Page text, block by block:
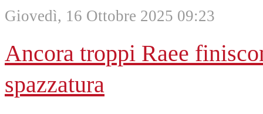
Giovedì, 16 Ottobre 2025 09:23
Ancora troppi Raee
spazzatura